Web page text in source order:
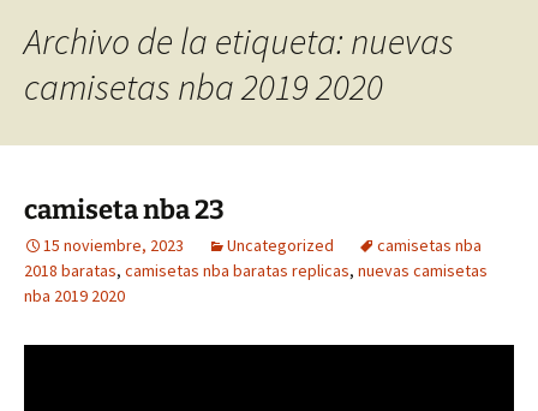
Archivo de la etiqueta: nuevas
camisetas nba 2019 2020
camiseta nba 23
15 noviembre, 2023 Uncategorized
camisetas nba
2018 baratas, camisetas nba baratas replicas, nuevas camisetas
nba 2019 2020